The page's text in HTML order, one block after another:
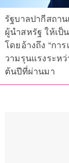
รัฐบาลปากีสถา
ผู้นำสหรัฐ ให้เป็
โดยอ้างถึง “กา
วามรุนแรงระห
ต้นปีที่ผ่านมา